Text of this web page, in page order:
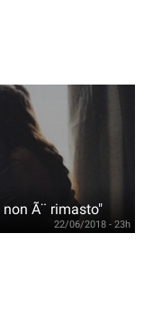
Ã¨ rimasto"
22/06/2018 - 23h